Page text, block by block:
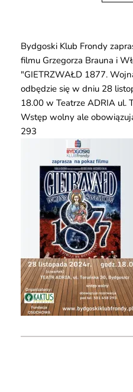
Bydgoski Klub Frondy
filmu Grzegorza Brauna i
"GIETRZWAŁD 1877.
odbędzie się w dniu 28
18.00 w Teatrze ADRIA ul.
Wstęp wolny ale
293